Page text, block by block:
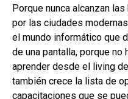
Porque nunca alcanzan
por las ciudades
el mundo informático que
de una pantalla, porque
aprender desde el living
también crece la lista de
capacitaciones que se